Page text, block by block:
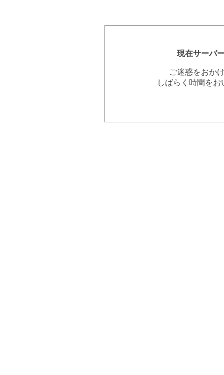
現在サーバ
ご迷惑をおか
しばらく時間を